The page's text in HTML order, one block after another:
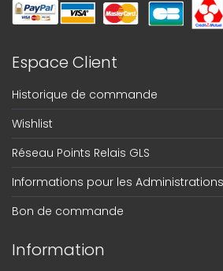
Espace Client
Historique de commande
Wishlist
Réseau Points Relais GLS
Informations pour les Administrations
Bon de commande
Information